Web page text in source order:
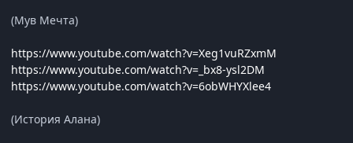
(Мув Мечта)
https://www.youtube.com/watch?v=Xeg1vuRZxmM
https://www.youtube.com/watch?v=_bx8-ysl2DM
https://www.youtube.com/watch?v=6obWHYXlee4
(История Алана)